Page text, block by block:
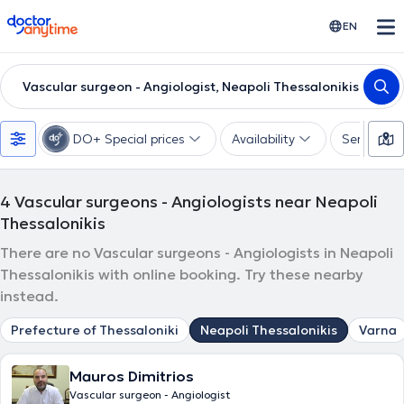
doctoranytime EN
Vascular surgeon - Angiologist, Neapoli Thessalonikis
DO+ Special prices Availability Services
4 Vascular surgeons - Angiologists near Neapoli
Thessalonikis
There are no Vascular surgeons - Angiologists in Neapoli
Thessalonikis with online booking. Try these nearby
instead.
Prefecture of Thessaloniki Neapoli Thessalonikis Varna
Mauros Dimitrios
Vascular surgeon - Angiologist